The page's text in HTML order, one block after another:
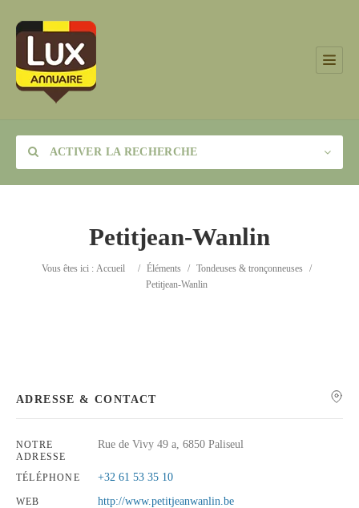
ACTIVER LA RECHERCHE
Catégorie
Rechercher
Petitjean-Wanlin
Vous êtes ici : Accueil / Éléments / Tondeuses & tronçonneuses
/
Petitjean-Wanlin
ADRESSE & CONTACT
NOTRE
ADRESSE
Rue de Vivy 49 a, 6850 Paliseul
TÉLÉPHONE +32 61 53 35 10
WEB http://www.petitjeanwanlin.be